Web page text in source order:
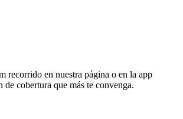
recorrido en nuestra página o en la app
de cobertura que más te convenga.